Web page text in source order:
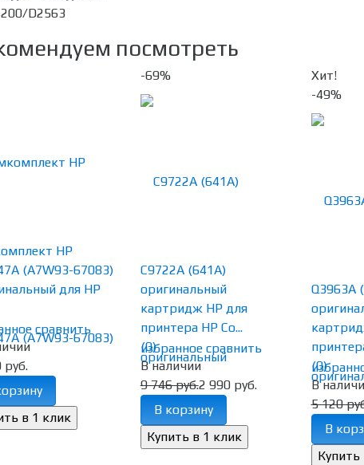
D2563
посмотреть
сравнить
HP
(A7W93-67083)
для HP
руб.
-69%
избранное сравнить
C9722A (641A)
оригинальный
картридж HP для
принтера HP Co...
(0)
В наличии
9 746 руб.2 990 руб.
В корзину
Хит!
-49%
Q3963A
(0)
В
5 120
В